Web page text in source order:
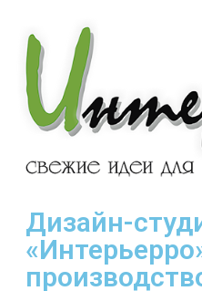
Дизайн-